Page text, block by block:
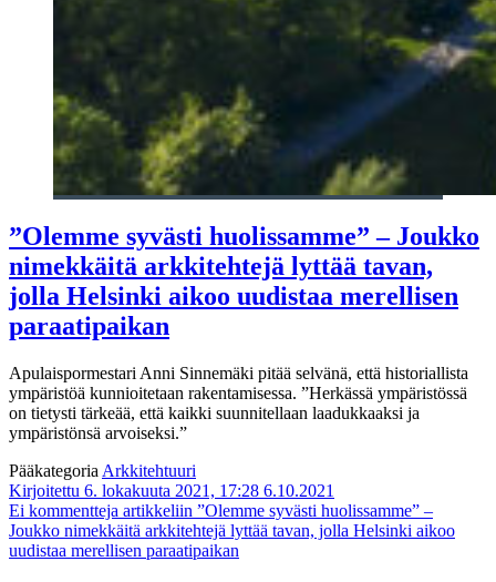
”Olemme syvästi huolissamme” – Joukko
nimekkäitä arkkitehtejä lyttää tavan,
jolla Helsinki aikoo uudistaa merellisen
paraatipaikan
Apulaispormestari Anni Sinnemäki pitää selvänä, että historiallista
ympäristöä kunnioitetaan rakentamisessa. ”Herkässä ympäristössä
on tietysti tärkeää, että kaikki suunnitellaan laadukkaaksi ja
ympäristönsä arvoiseksi.”
Pääkategoria Arkkitehtuuri
Kirjoitettu 6. lokakuuta 2021, 17:28 6.10.2021
Ei kommentteja artikkeliin ”Olemme syvästi huolissamme” –
Joukko nimekkäitä arkkitehtejä lyttää tavan, jolla Helsinki aikoo
uudistaa merellisen paraatipaikan